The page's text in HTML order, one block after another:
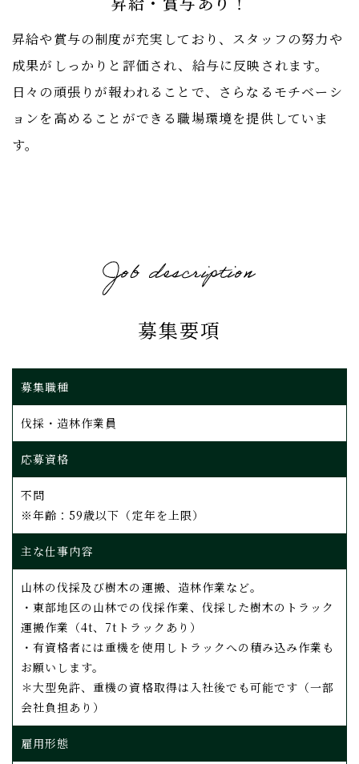
昇給や賞与の制度が充実しており、スタッフの努力や
成果がしっかりと評価され、給与に反映されます。
日々の頑張りが報われることで、さらなるモチベーシ
ョンを高めることができる職場環境を提供していま
す。
募集要項
募集職種
伐採・造林作業員
応募資格
不問
​​​​​​​※年齢：59歳以下（定年を上限）
主な仕事内容
山林の伐採及び樹木の運搬、造林作業など。
・東部地区の山林での伐採作業、伐採した樹木のトラック
運搬作業（4t、7tトラックあり）
・有資格者には重機を使用しトラックへの積み込み作業も
お願いします。
＊大型免許、重機の資格取得は入社後でも可能です（一部
会社負担あり）
雇用形態